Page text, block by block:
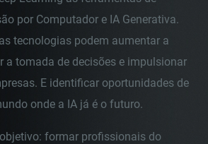
por Computador e IA Generativa.
tecnologias podem aumentar a
a tomada de decisões e impulsionar
E identificar oportunidades de
onde a IA já é o futuro.
formar profissionais do